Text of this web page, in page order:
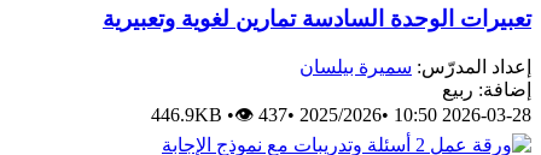
تعبيرات الوحدة السادسة تمارين لغوية وتعبيرية
إعداد المدرّس: سميرة بيلسان
إضافة: ربيع
2026-03-28 10:50
•
2025/2026
•
446.9KB •👁 437